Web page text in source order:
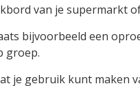
van je supermarkt
bijvoorbeeld een
groep.
je gebruik kunt maken